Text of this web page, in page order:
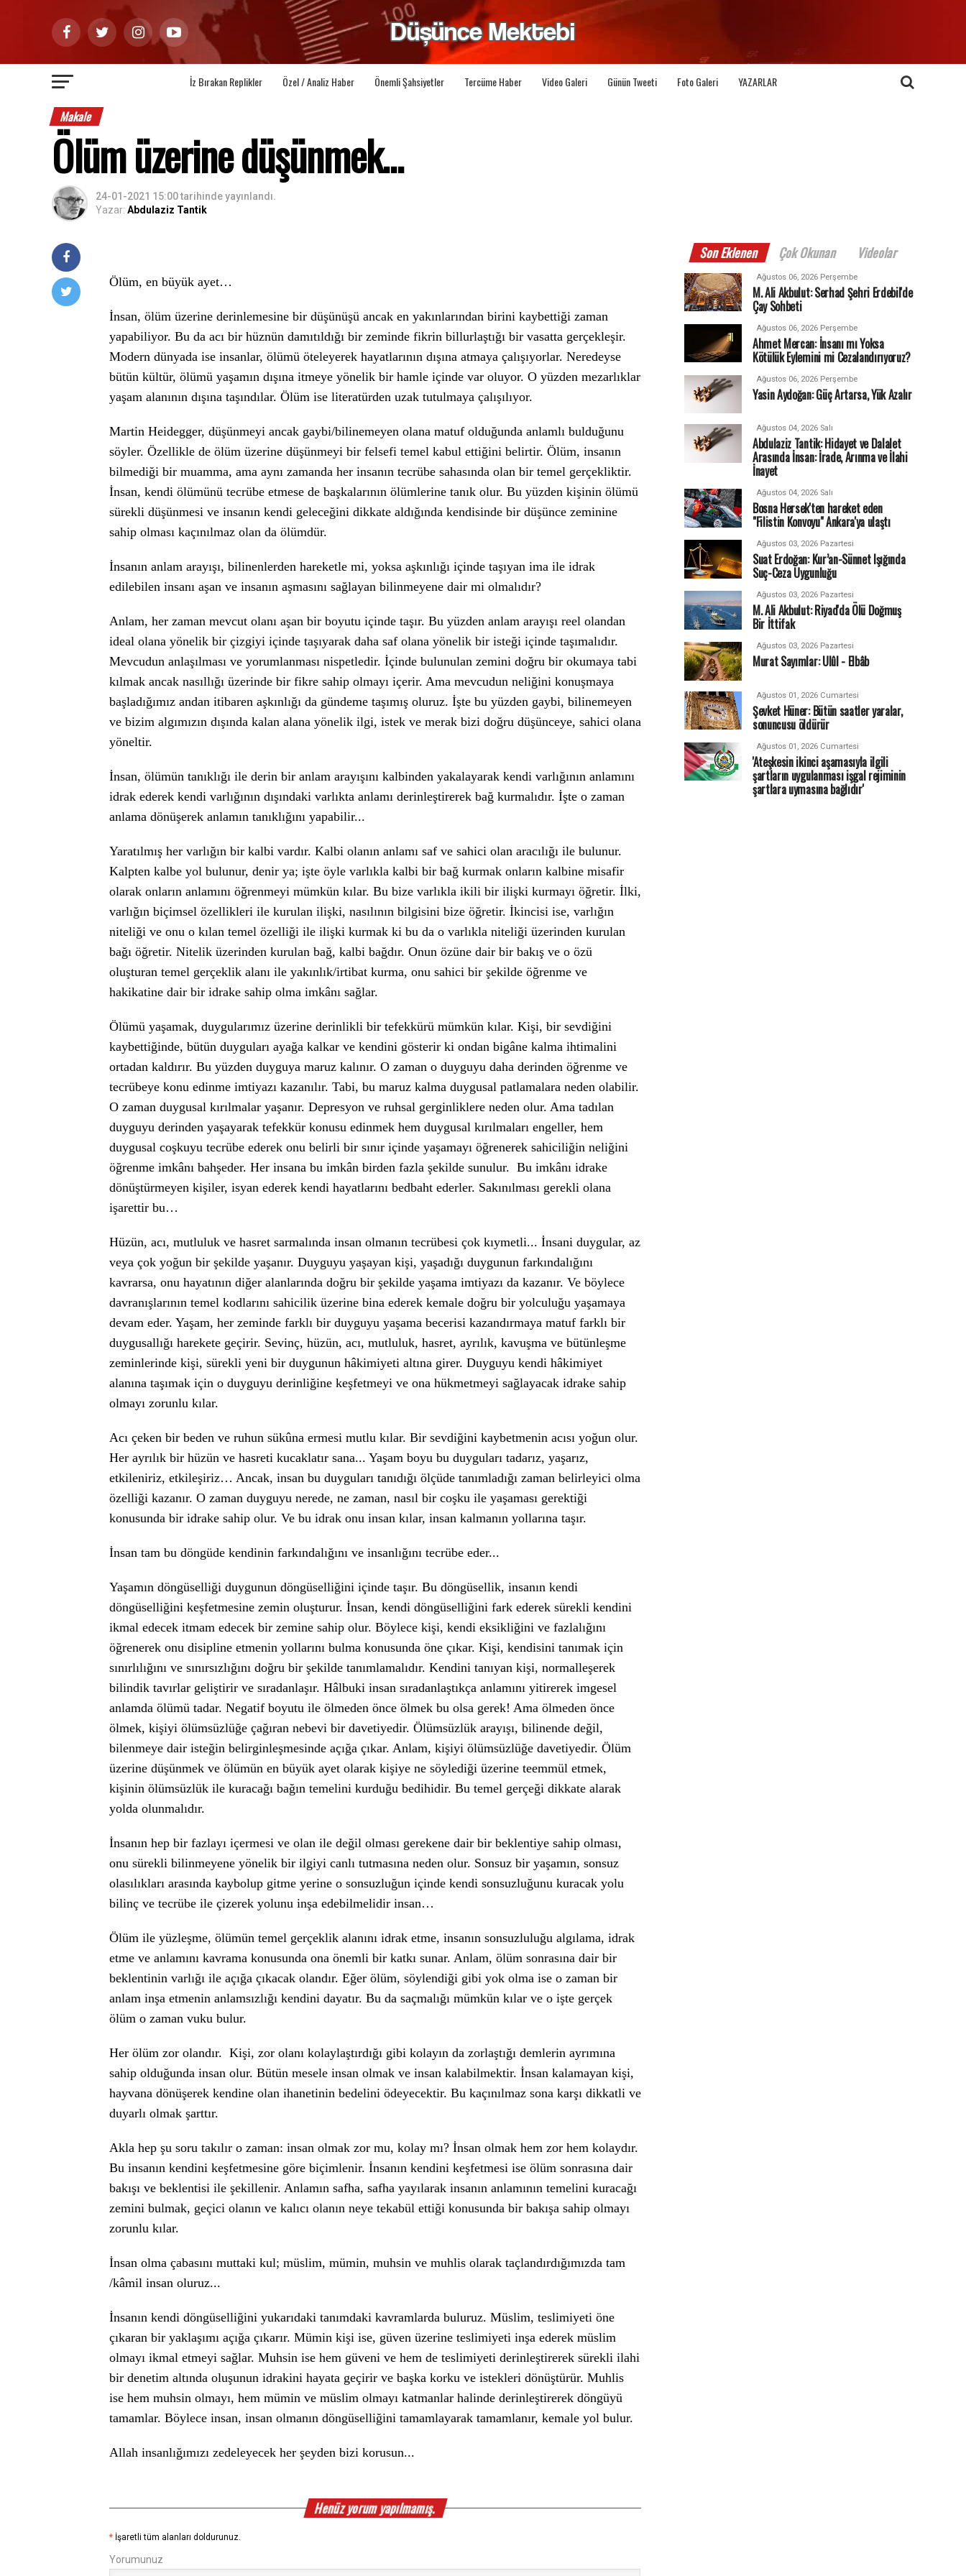
İz Bırakan Replikler Özel / Analiz Haber Önemli Şahsiyetler Tercüme Haber Video Galeri Günün Tweeti Foto Galeri YAZARLAR
Makale
Ölüm üzerine düşünmek...
24-01-2021 15:00tarihinde yayınlandı.
Yazar: Abdulaziz Tantik
Ölüm, en büyük ayet…
İnsan, ölüm üzerine derinlemesine bir düşünüşü ancak en yakınlarından birini kaybettiği zaman
yapabiliyor. Bu da acı bir hüznün damıtıldığı bir zeminde fikrin billurlaştığı bir vasatta gerçekleşir.
Modern dünyada ise insanlar, ölümü öteleyerek hayatlarının dışına atmaya çalışıyorlar. Neredeyse
bütün kültür, ölümü yaşamın dışına itmeye yönelik bir hamle içinde var oluyor. O yüzden mezarlıklar
yaşam alanının dışına taşındılar. Ölüm ise literatürden uzak tutulmaya çalışılıyor.
Martin Heidegger, düşünmeyi ancak gaybi/bilinemeyen olana matuf olduğunda anlamlı bulduğunu
söyler. Özellikle de ölüm üzerine düşünmeyi bir felsefi temel kabul ettiğini belirtir. Ölüm, insanın
bilmediği bir muamma, ama aynı zamanda her insanın tecrübe sahasında olan bir temel gerçekliktir.
İnsan, kendi ölümünü tecrübe etmese de başkalarının ölümlerine tanık olur. Bu yüzden kişinin ölümü
sürekli düşünmesi ve insanın kendi geleceğini dikkate aldığında kendisinde bir düşünce zeminine
sahip olması kaçınılmaz olan da ölümdür.
İnsanın anlam arayışı, bilinenlerden hareketle mi, yoksa aşkınlığı içinde taşıyan ima ile idrak
edilebilen insanı aşan ve insanın aşmasını sağlayan bilinmeyene dair mi olmalıdır?
Anlam, her zaman mevcut olanı aşan bir boyutu içinde taşır. Bu yüzden anlam arayışı reel olandan
ideal olana yönelik bir çizgiyi içinde taşıyarak daha saf olana yönelik bir isteği içinde taşımalıdır.
Mevcudun anlaşılması ve yorumlanması nispetledir. İçinde bulunulan zemini doğru bir okumaya tabi
kılmak ancak nasıllığı üzerinde bir fikre sahip olmayı içerir. Ama mevcudun neliğini konuşmaya
başladığımız andan itibaren aşkınlığı da gündeme taşımış oluruz. İşte bu yüzden gaybi, bilinemeyen
ve bizim algımızın dışında kalan alana yönelik ilgi, istek ve merak bizi doğru düşünceye, sahici olana
yöneltir.
İnsan, ölümün tanıklığı ile derin bir anlam arayışını kalbinden yakalayarak kendi varlığının anlamını
idrak ederek kendi varlığının dışındaki varlıkta anlamı derinleştirerek bağ kurmalıdır. İşte o zaman
anlama dönüşerek anlamın tanıklığını yapabilir...
Yaratılmış her varlığın bir kalbi vardır. Kalbi olanın anlamı saf ve sahici olan aracılığı ile bulunur.
Kalpten kalbe yol bulunur, denir ya; işte öyle varlıkla kalbi bir bağ kurmak onların kalbine misafir
olarak onların anlamını öğrenmeyi mümkün kılar. Bu bize varlıkla ikili bir ilişki kurmayı öğretir. İlki,
varlığın biçimsel özellikleri ile kurulan ilişki, nasılının bilgisini bize öğretir. İkincisi ise, varlığın
niteliği ve onu o kılan temel özelliği ile ilişki kurmak ki bu da o varlıkla niteliği üzerinden kurulan
bağı öğretir. Nitelik üzerinden kurulan bağ, kalbi bağdır. Onun özüne dair bir bakış ve o özü
oluşturan temel gerçeklik alanı ile yakınlık/irtibat kurma, onu sahici bir şekilde öğrenme ve
hakikatine dair bir idrake sahip olma imkânı sağlar.
Ölümü yaşamak, duygularımız üzerine derinlikli bir tefekkürü mümkün kılar. Kişi, bir sevdiğini
kaybettiğinde, bütün duyguları ayağa kalkar ve kendini gösterir ki ondan bigâne kalma ihtimalini
ortadan kaldırır. Bu yüzden duyguya maruz kalınır. O zaman o duyguyu daha derinden öğrenme ve
tecrübeye konu edinme imtiyazı kazanılır. Tabi, bu maruz kalma duygusal patlamalara neden olabilir.
O zaman duygusal kırılmalar yaşanır. Depresyon ve ruhsal gerginliklere neden olur. Ama tadılan
duyguyu derinden yaşayarak tefekkür konusu edinmek hem duygusal kırılmaları engeller, hem
duygusal coşkuyu tecrübe ederek onu belirli bir sınır içinde yaşamayı öğrenerek sahiciliğin neliğini
öğrenme imkânı bahşeder. Her insana bu imkân birden fazla şekilde sunulur. Bu imkânı idrake
dönüştürmeyen kişiler, isyan ederek kendi hayatlarını bedbaht ederler. Sakınılması gerekli olana
işarettir bu…
Hüzün, acı, mutluluk ve hasret sarmalında insan olmanın tecrübesi çok kıymetli... İnsani duygular, az
veya çok yoğun bir şekilde yaşanır. Duyguyu yaşayan kişi, yaşadığı duygunun farkındalığını
kavrarsa, onu hayatının diğer alanlarında doğru bir şekilde yaşama imtiyazı da kazanır. Ve böylece
davranışlarının temel kodlarını sahicilik üzerine bina ederek kemale doğru bir yolculuğu yaşamaya
devam eder. Yaşam, her zeminde farklı bir duyguyu yaşama becerisi kazandırmaya matuf farklı bir
duygusallığı harekete geçirir. Sevinç, hüzün, acı, mutluluk, hasret, ayrılık, kavuşma ve bütünleşme
zeminlerinde kişi, sürekli yeni bir duygunun hâkimiyeti altına girer. Duyguyu kendi hâkimiyet
alanına taşımak için o duyguyu derinliğine keşfetmeyi ve ona hükmetmeyi sağlayacak idrake sahip
olmayı zorunlu kılar.
Acı çeken bir beden ve ruhun sükûna ermesi mutlu kılar. Bir sevdiğini kaybetmenin acısı yoğun olur.
Her ayrılık bir hüzün ve hasreti kucaklatır sana... Yaşam boyu bu duyguları tadarız, yaşarız,
etkileniriz, etkileşiriz… Ancak, insan bu duyguları tanıdığı ölçüde tanımladığı zaman belirleyici olma
özelliği kazanır. O zaman duyguyu nerede, ne zaman, nasıl bir coşku ile yaşaması gerektiği
konusunda bir idrake sahip olur. Ve bu idrak onu insan kılar, insan kalmanın yollarına taşır.
İnsan tam bu döngüde kendinin farkındalığını ve insanlığını tecrübe eder...
Yaşamın döngüselliği duygunun döngüselliğini içinde taşır. Bu döngüsellik, insanın kendi
döngüselliğini keşfetmesine zemin oluşturur. İnsan, kendi döngüselliğini fark ederek sürekli kendini
ikmal edecek itmam edecek bir zemine sahip olur. Böylece kişi, kendi eksikliğini ve fazlalığını
öğrenerek onu disipline etmenin yollarını bulma konusunda öne çıkar. Kişi, kendisini tanımak için
sınırlılığını ve sınırsızlığını doğru bir şekilde tanımlamalıdır. Kendini tanıyan kişi, normalleşerek
bilindik tavırlar geliştirir ve sıradanlaşır. Hâlbuki insan sıradanlaştıkça anlamını yitirerek imgesel
anlamda ölümü tadar. Negatif boyutu ile ölmeden önce ölmek bu olsa gerek! Ama ölmeden önce
ölmek, kişiyi ölümsüzlüğe çağıran nebevi bir davetiyedir. Ölümsüzlük arayışı, bilinende değil,
bilenmeye dair isteğin belirginleşmesinde açığa çıkar. Anlam, kişiyi ölümsüzlüğe davetiyedir. Ölüm
üzerine düşünmek ve ölümün en büyük ayet olarak kişiye ne söylediği üzerine teemmül etmek,
kişinin ölümsüzlük ile kuracağı bağın temelini kurduğu bedihidir. Bu temel gerçeği dikkate alarak
yolda olunmalıdır.
İnsanın hep bir fazlayı içermesi ve olan ile değil olması gerekene dair bir beklentiye sahip olması,
onu sürekli bilinmeyene yönelik bir ilgiyi canlı tutmasına neden olur. Sonsuz bir yaşamın, sonsuz
olasılıkları arasında kaybolup gitme yerine o sonsuzluğun içinde kendi sonsuzluğunu kuracak yolu
bilinç ve tecrübe ile çizerek yolunu inşa edebilmelidir insan…
Ölüm ile yüzleşme, ölümün temel gerçeklik alanını idrak etme, insanın sonsuzluluğu algılama, idrak
etme ve anlamını kavrama konusunda ona önemli bir katkı sunar. Anlam, ölüm sonrasına dair bir
beklentinin varlığı ile açığa çıkacak olandır. Eğer ölüm, söylendiği gibi yok olma ise o zaman bir
anlam inşa etmenin anlamsızlığı kendini dayatır. Bu da saçmalığı mümkün kılar ve o işte gerçek
ölüm o zaman vuku bulur.
Her ölüm zor olandır. Kişi, zor olanı kolaylaştırdığı gibi kolayın da zorlaştığı demlerin ayrımına
sahip olduğunda insan olur. Bütün mesele insan olmak ve insan kalabilmektir. İnsan kalamayan kişi,
hayvana dönüşerek kendine olan ihanetinin bedelini ödeyecektir. Bu kaçınılmaz sona karşı dikkatli ve
duyarlı olmak şarttır.
Akla hep şu soru takılır o zaman: insan olmak zor mu, kolay mı? İnsan olmak hem zor hem kolaydır.
Bu insanın kendini keşfetmesine göre biçimlenir. İnsanın kendini keşfetmesi ise ölüm sonrasına dair
bakışı ve beklentisi ile şekillenir. Anlamın safha, safha yayılarak insanın anlamının temelini kuracağı
zemini bulmak, geçici olanın ve kalıcı olanın neye tekabül ettiği konusunda bir bakışa sahip olmayı
zorunlu kılar.
İnsan olma çabasını muttaki kul; müslim, mümin, muhsin ve muhlis olarak taçlandırdığımızda tam
/kâmil insan oluruz...
İnsanın kendi döngüselliğini yukarıdaki tanımdaki kavramlarda buluruz. Müslim, teslimiyeti öne
çıkaran bir yaklaşımı açığa çıkarır. Mümin kişi ise, güven üzerine teslimiyeti inşa ederek müslim
olmayı ikmal etmeyi sağlar. Muhsin ise hem güveni ve hem de teslimiyeti derinleştirerek sürekli ilahi
bir denetim altında oluşunun idrakini hayata geçirir ve başka korku ve istekleri dönüştürür. Muhlis
ise hem muhsin olmayı, hem mümin ve müslim olmayı katmanlar halinde derinleştirerek döngüyü
tamamlar. Böylece insan, insan olmanın döngüselliğini tamamlayarak tamamlanır, kemale yol bulur.
Allah insanlığımızı zedeleyecek her şeyden bizi korusun...
Henüz yorum yapılmamış.
* İşaretli tüm alanları doldurunuz.
Yorumunuz
Son Eklenen Çok Okunan Videolar
Ağustos 06, 2026 Perşembe
M. Ali Akbulut: Serhad Şehri Erdebil'de
Çay Sohbeti
Ağustos 06, 2026 Perşembe
Ahmet Mercan: İnsanı mı Yoksa
Kötülük Eylemini mi Cezalandırıyoruz?
Ağustos 06, 2026 Perşembe
Yasin Aydoğan: Güç Artarsa, Yük Azalır
Ağustos 04, 2026 Salı
Abdulaziz Tantik: Hidayet ve Dalalet
Arasında İnsan: İrade, Arınma ve İlahi
İnayet
Ağustos 04, 2026 Salı
Bosna Hersek'ten hareket eden
"Filistin Konvoyu" Ankara'ya ulaştı
Ağustos 03, 2026 Pazartesi
Suat Erdoğan: Kur’an-Sünnet Işığında
Suç-Ceza Uygunluğu
Ağustos 03, 2026 Pazartesi
M. Ali Akbulut: Riyad'da Ölü Doğmuş
Bir İttifak
Ağustos 03, 2026 Pazartesi
Murat Sayımlar: Ulûl - Elbâb
Ağustos 01, 2026 Cumartesi
Şevket Hüner: Bütün saatler yaralar,
sonuncusu öldürür
Ağustos 01, 2026 Cumartesi
'Ateşkesin ikinci aşamasıyla ilgili
şartların uygulanması işgal rejiminin
şartlara uymasına bağlıdır'